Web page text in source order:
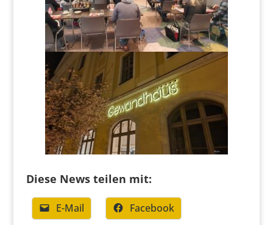
Diese News teilen mit:
E-Mail Facebook